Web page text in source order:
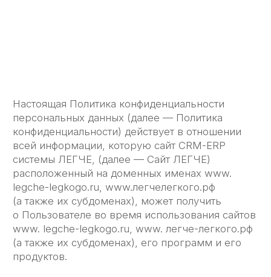
(а также их субдоменах), может получить
о Пользователе во время использования сайтов
www. legche-legkogo.ru, www. легче-легкого.рф
(а также их субдоменах), его программ и его
продуктов.
1. Определение терминов
1.1 В настоящей Политике конфиденциальности
используются следующие термины:
1.1.1. «Администрация сайта» (далее —
Администрация) — уполномоченные сотрудники
на управление сайтом ЛЕГЧЕ, которые
организуют и (или) осуществляют
определяет цели обработки персональных